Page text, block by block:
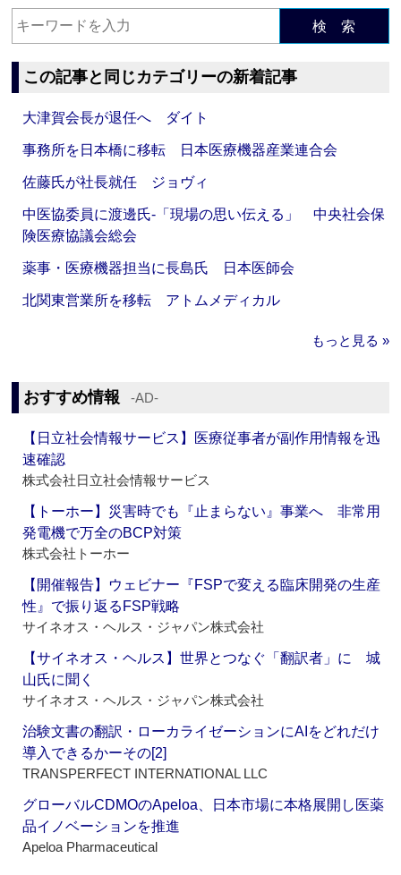
検 索
この記事と同じカテゴリーの新着記事
大津賀会長が退任へ ダイト
事務所を日本橋に移転 日本医療機器産業連合会
佐藤氏が社長就任 ジョヴィ
中医協委員に渡邊氏‐「現場の思い伝える」 中央社会保
険医療協議会総会
薬事・医療機器担当に長島氏 日本医師会
北関東営業所を移転 アトムメディカル
もっと見る »
おすすめ情報 ‐AD‐
【日立社会情報サービス】医療従事者が副作用情報を迅
速確認
株式会社日立社会情報サービス
【トーホー】災害時でも『止まらない』事業へ 非常用
発電機で万全のBCP対策
株式会社トーホー
【開催報告】ウェビナー『FSPで変える臨床開発の生産
性』で振り返るFSP戦略
サイネオス・ヘルス・ジャパン株式会社
【サイネオス・ヘルス】世界とつなぐ「翻訳者」に 城
山氏に聞く
サイネオス・ヘルス・ジャパン株式会社
治験文書の翻訳・ローカライゼーションにAIをどれだけ
導入できるかーその[2]
TRANSPERFECT INTERNATIONAL LLC
グローバルCDMOのApeloa、日本市場に本格展開し医薬
品イノベーションを推進
Apeloa Pharmaceutical